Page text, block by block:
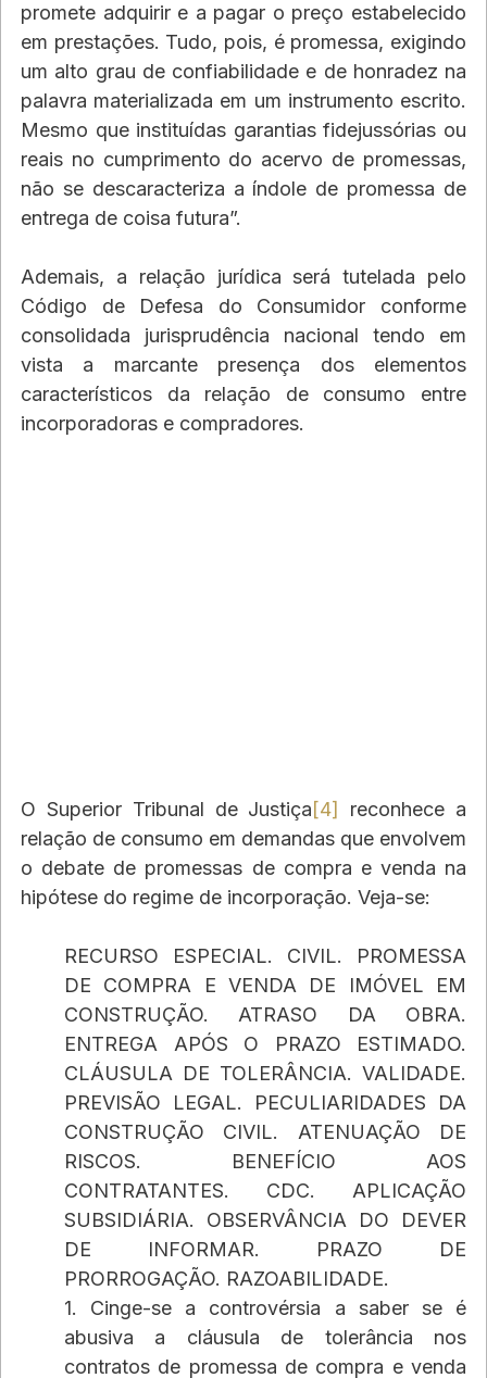
promete adquirir e a pagar o preço estabelecido
em prestações. Tudo, pois, é promessa, exigindo
um alto grau de confiabilidade e de honradez na
palavra materializada em um instrumento escrito.
Mesmo que instituídas garantias fidejussórias ou
reais no cumprimento do acervo de promessas,
não se descaracteriza a índole de promessa de
entrega de coisa futura”.
Ademais, a relação jurídica será tutelada pelo
Código de Defesa do Consumidor conforme
consolidada jurisprudência nacional tendo em
vista a marcante presença dos elementos
característicos da relação de consumo entre
incorporadoras e compradores.
O Superior Tribunal de Justiça[4]
reconhece a
relação de consumo em demandas que envolvem
o debate de promessas de compra e venda na
hipótese do regime de incorporação. Veja-se:
RECURSO ESPECIAL. CIVIL. PROMESSA
DE COMPRA E VENDA DE IMÓVEL EM
CONSTRUÇÃO. ATRASO DA OBRA.
ENTREGA APÓS O PRAZO ESTIMADO.
CLÁUSULA DE TOLERÂNCIA. VALIDADE.
PREVISÃO LEGAL. PECULIARIDADES DA
CONSTRUÇÃO CIVIL. ATENUAÇÃO DE
RISCOS. BENEFÍCIO AOS
CONTRATANTES. CDC. APLICAÇÃO
SUBSIDIÁRIA. OBSERVÂNCIA DO DEVER
DE INFORMAR. PRAZO DE
PRORROGAÇÃO. RAZOABILIDADE.
1. Cinge-se a controvérsia a saber se é
abusiva a cláusula de tolerância nos
contratos de promessa de compra e venda